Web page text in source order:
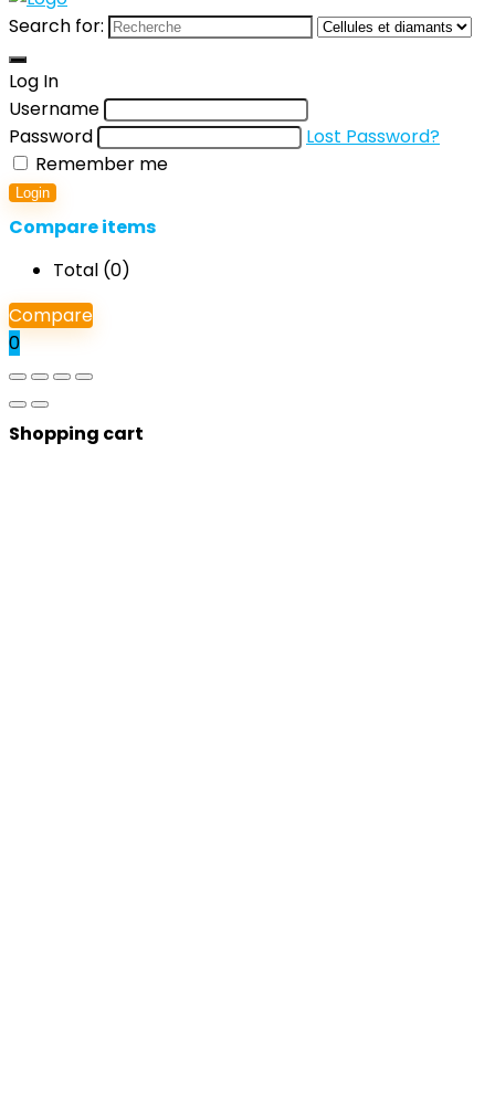
Search for:
Log In
Username
Password
Lost Password?
Remember me
Login
Compare items
Total (0)
Compare
0
Shopping cart